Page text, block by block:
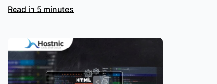
Read in 5 minutes